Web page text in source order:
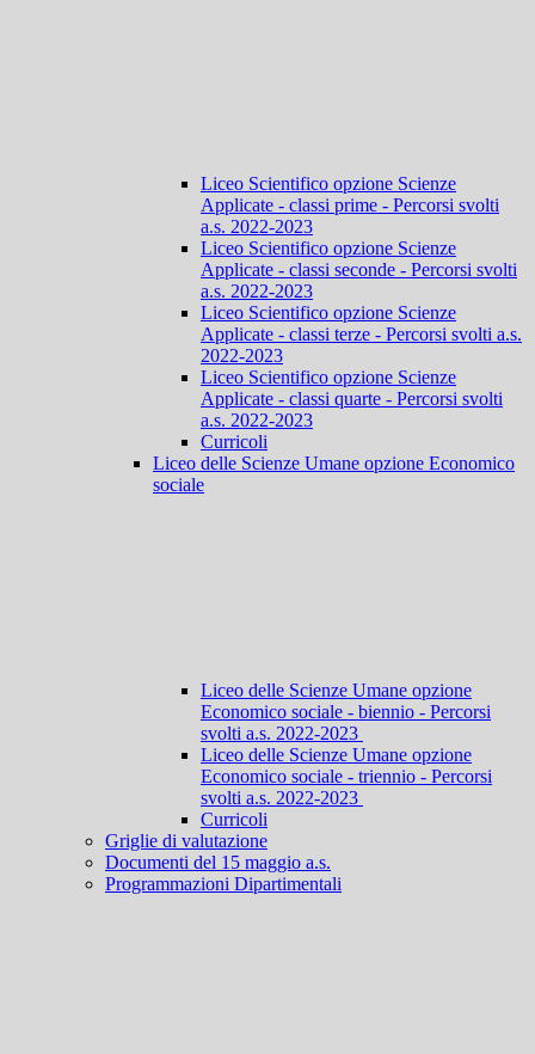
Liceo Scientifico opzione Scienze
Applicate - classi prime - Percorsi svolti
a.s. 2022-2023
Liceo Scientifico opzione Scienze
Applicate - classi seconde - Percorsi svolti
a.s. 2022-2023
Liceo Scientifico opzione Scienze
Applicate - classi terze - Percorsi svolti a.s.
2022-2023
Liceo Scientifico opzione Scienze
Applicate - classi quarte - Percorsi svolti
a.s. 2022-2023
Curricoli
Liceo delle Scienze Umane opzione Economico
sociale
Liceo delle Scienze Umane opzione
Economico sociale - biennio - Percorsi
svolti a.s. 2022-2023
Liceo delle Scienze Umane opzione
Economico sociale - triennio - Percorsi
svolti a.s. 2022-2023
Curricoli
Griglie di valutazione
Documenti del 15 maggio a.s.
Programmazioni Dipartimentali